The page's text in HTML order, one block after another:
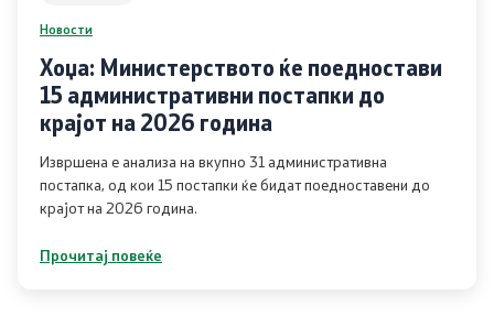
Отпад
Почва
Испити
Жиро сметки - Отпад
Објави
Новости
Хоџа: Министерството ќе поедностави
15 административни постапки до
крајот на 2026 година
Извршена е анализа на вкупно 31 административна
постапка, од кои 15 постапки ќе бидат поедноставени до
крајот на 2026 година.
Прочитај повеќе